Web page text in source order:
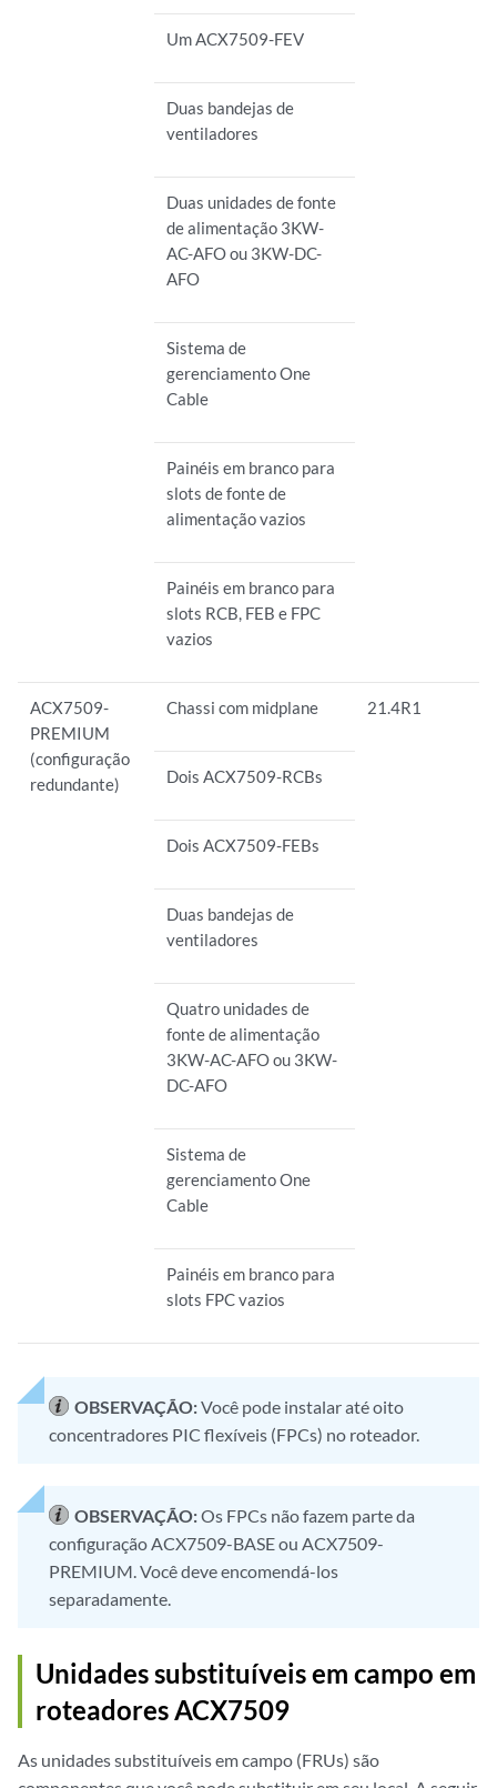
Um ACX7509-FEV
Duas bandejas de
ventiladores
Duas unidades de fonte
de alimentação 3KW-
AC-AFO ou 3KW-DC-
AFO
Sistema de
gerenciamento One
Cable
Painéis em branco para
slots de fonte de
alimentação vazios
Painéis em branco para
slots RCB, FEB e FPC
vazios
ACX7509-
PREMIUM
(configuração
redundante)
Chassi com midplane 21.4R1
Dois ACX7509-RCBs
Dois ACX7509-FEBs
Duas bandejas de
ventiladores
Quatro unidades de
fonte de alimentação
3KW-AC-AFO ou 3KW-
DC-AFO
Sistema de
gerenciamento One
Cable
Painéis em branco para
slots FPC vazios
OBSERVAÇÃO:Você pode instalar até oito
concentradores PIC flexíveis (FPCs) no roteador.
OBSERVAÇÃO:Os FPCs não fazem parte da
configuração ACX7509-BASE ou ACX7509-
PREMIUM. Você deve encomendá-los
separadamente.
Unidades substituíveis em campo em
roteadores ACX7509
As unidades substituíveis em campo (FRUs) são